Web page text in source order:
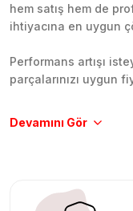
hem satış hem de
ihtiyacına en uygun
Performans artışı
parçalarınızı uygun
Tüm ürünlerimiz